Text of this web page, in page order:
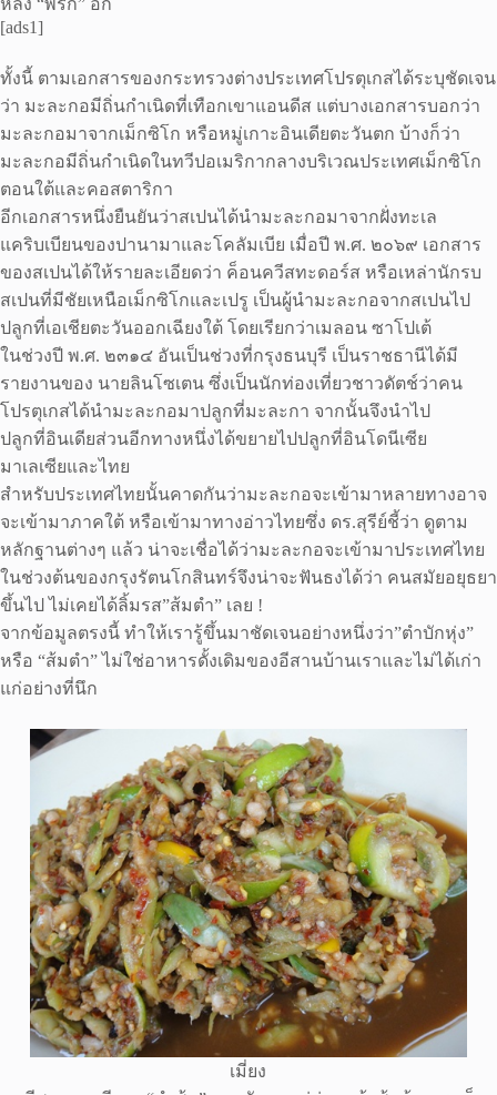
หลัง “พริก” อีก
[ads1]
ทั้งนี้ ตามเอกสารของกระทรวงต่างประเทศโปรตุเกสได้ระบุชัดเจน
ว่า มะละกอมีถิ่นกำเนิดที่เทือกเขาแอนดีส แต่บางเอกสารบอกว่า
มะละกอมาจากเม็กซิโก หรือหมู่เกาะอินเดียตะวันตก บ้างก็ว่า
มะละกอมีถิ่นกำเนิดในทวีปอเมริกากลางบริเวณประเทศเม็กซิโก
ตอนใต้และคอสตาริกา
อีกเอกสารหนึ่งยืนยันว่าสเปนได้นำมะละกอมาจากฝั่งทะเล
แคริบเบียนของปานามาและโคลัมเบีย เมื่อปี พ.ศ. ๒๐๖๙ เอกสาร
ของสเปนได้ให้รายละเอียดว่า ค็อนควีสทะดอร์ส หรือเหล่านักรบ
สเปนที่มีชัยเหนือเม็กซิโกและเปรู เป็นผู้นำมะละกอจากสเปนไป
ปลูกที่เอเชียตะวันออกเฉียงใต้ โดยเรียกว่าเมลอน ซาโปเต้
ในช่วงปี พ.ศ. ๒๓๑๔ อันเป็นช่วงที่กรุงธนบุรี เป็นราชธานีได้มี
รายงานของ นายลินโซเตน ซึ่งเป็นนักท่องเที่ยวชาวดัตช์ว่าคน
โปรตุเกสได้นำมะละกอมาปลูกที่มะละกา จากนั้นจึงนำไป
ปลูกที่อินเดียส่วนอีกทางหนึ่งได้ขยายไปปลูกที่อินโดนีเซีย
มาเลเซียและไทย
สำหรับประเทศไทยนั้นคาดกันว่ามะละกอจะเข้ามาหลายทางอาจ
จะเข้ามาภาคใต้ หรือเข้ามาทางอ่าวไทยซึ่ง ดร.สุรีย์ชี้ว่า ดูตาม
หลักฐานต่างๆ แล้ว น่าจะเชื่อได้ว่ามะละกอจะเข้ามาประเทศไทย
ในช่วงต้นของกรุงรัตนโกสินทร์จึงน่าจะฟันธงได้ว่า คนสมัยอยุธยา
ขึ้นไป ไม่เคยได้ลิ้มรส”ส้มตำ” เลย !
จากข้อมูลตรงนี้ ทำให้เรารู้ขึ้นมาชัดเจนอย่างหนึ่งว่า”ตำบักหุ่ง”
หรือ “ส้มตำ” ไม่ใช่อาหารดั้งเดิมของอีสานบ้านเราและไม่ได้เก่า
แก่อย่างที่นึก
เมี่ยง